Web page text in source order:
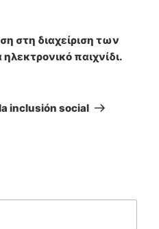
στη διαχείριση των
παιχνίδι.
inclusión social